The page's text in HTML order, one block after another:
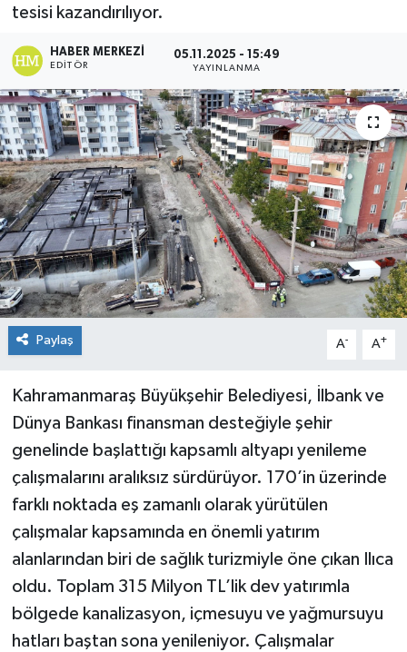
tesisi kazandırılıyor.
HABER MERKEZI
EDITÖR
05.11.2025 - 15:49
YAYINLANMA
Paylaş A- A+
Kahramanmaraş Büyükşehir Belediyesi, İlbank ve
Dünya Bankası finansman desteğiyle şehir
genelinde başlattığı kapsamlı altyapı yenileme
çalışmalarını aralıksız sürdürüyor. 170’in üzerinde
farklı noktada eş zamanlı olarak yürütülen
çalışmalar kapsamında en önemli yatırım
alanlarından biri de sağlık turizmiyle öne çıkan Ilıca
oldu. Toplam 315 Milyon TL’lik dev yatırımla
bölgede kanalizasyon, içmesuyu ve yağmursuyu
hatları baştan sona yenileniyor. Çalışmalar
ULUSAL HABERLER
İŞ DÜNYASI
KÜLTÜR&SANAT
ONİKİŞUBAT
SAĞLIK
SİVİL TOPLUM
SİYASET
SOSYAL YAŞAM
SPOR
ULUSAL HABERLER
Haber Arşivi